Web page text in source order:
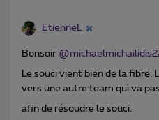
EtienneL
Bonsoir
Le souci vient bien de la fibre.
vers une autre team qui va
afin de résoudre le souci.